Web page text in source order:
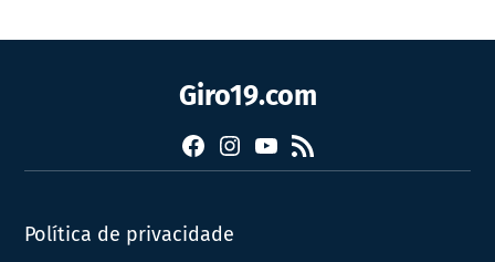
Giro19.com
FacebookInstagram
YouTube
RSS
Política de privacidade